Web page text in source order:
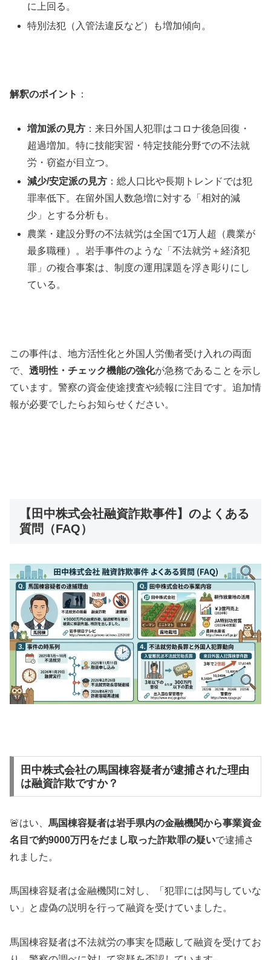
に上回る。
特別法犯（入管法違反など）も増加傾向。
解釈のポイント ：
増加派の見方 ：来日外国人犯罪はコロナ後急回復・
超過増加。特に技能実習・特定技能分野での不法就
労・窃盗が目立つ。
減少/安定派の見方 ：総人口比や長期トレンドでは犯
罪率低下。在留外国人数急増に対する「相対的減
少」とする分析も。
農業・建設分野の不法就労は全国で1万人超（農業が
最多職種）。岩手事件のような「不法就労＋経済犯
罪」の複合事案は、制度の運用課題を浮き彫りにし
ている。
この事件は、地方活性化と外国人労働者受け入れの両面
で、 透明性・チェック機能の強化が急務であることを示し
ています。警察の資金使途捜査や続報に注目です。追加情
報が必要でしたらお知らせください。
【田中株式会社融資詐欺事件】のよくある
質問（FAQ）
田中株式会社の馬国棟容疑者が逮捕された理由
は融資詐欺ですか？
🚨はい、 馬国棟容疑者は岩手県内の金融機関から事業資金
名目で約9000万円をだまし取った詐欺罪の疑いで逮捕さ
れました。
馬国棟容疑者は金融機関に対し、「犯罪には関与していな
い」と虚偽の説明を行って融資を受けていました。
馬国棟容疑者は不法就労の事実を隠蔽して融資を受けてお